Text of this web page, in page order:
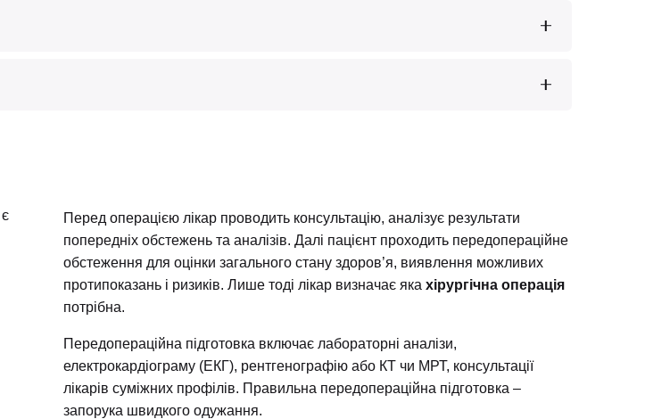
металеві конструкції.
металеві конструкції.
Перед операцією лікар проводить консультацію, аналізує результати
попередніх обстежень та аналізів. Далі пацієнт проходить передопераційне
обстеження для оцінки загального стану здоров’я, виявлення можливих
протипоказань і ризиків. Лише тоді лікар визначає яка хірургічна операція
потрібна.
Передопераційна підготовка включає лабораторні аналізи,
електрокардіограму (ЕКГ), рентгенографію або КТ чи МРТ, консультації
лікарів суміжних профілів. Правильна передопераційна підготовка –
запорука швидкого одужання.